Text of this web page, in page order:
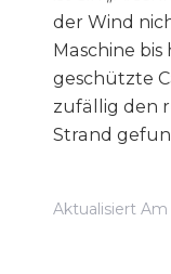
der Wind
Maschine
geschützte
zufällig den
Strand
Aktualisiert Am